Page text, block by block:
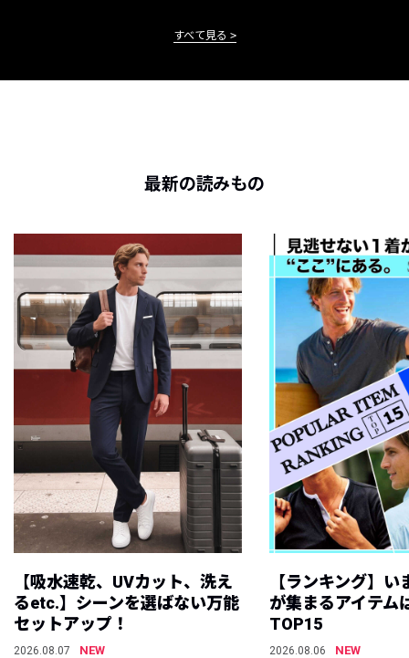
すべて見る
最新の読みもの
【吸水速乾、UVカット、洗え
るetc.】シーンを選ばない万能
セットアップ！
2026.08.07
NEW
【ランキング】
が集まるアイテム
TOP15
2026.08.06
NEW